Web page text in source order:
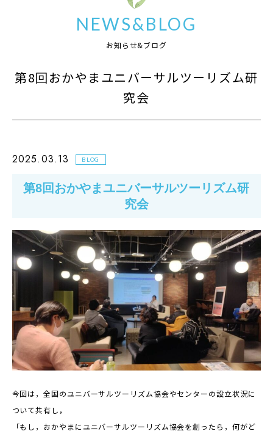
NEWS&BLOG
お知らせ&ブログ
第8回おかやまユニバーサルツーリズム研
究会
2025.03.13 BLOG
第8回おかやまユニバーサルツーリズム研
究会
今回は，全国のユニバーサルツーリズム協会やセンターの設立状況に
ついて共有し，
「もし，おかやまにユニバーサルツーリズム協会を創ったら，何がど